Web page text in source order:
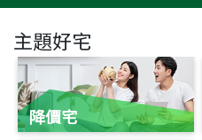
主題好宅
降價宅